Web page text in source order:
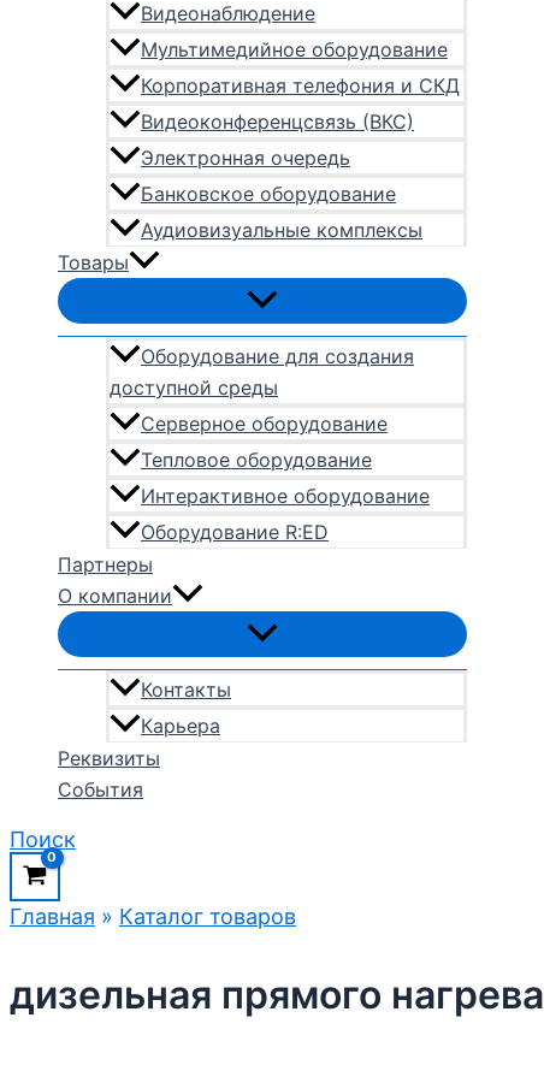
Видеонаблюдение
Мультимедийное оборудование
Корпоративная телефония и СКД
Видеоконференцсвязь (ВКС)
Электронная очередь
Банковское оборудование
Аудиовизуальные комплексы
Товары
Оборудование для создания
доступной среды
Серверное оборудование
Тепловое оборудование
Интерактивное оборудование
Оборудование R:ED
Партнеры
О компании
Контакты
Карьера
Реквизиты
События
Поиск
Главная » Каталог товаров
дизельная прямого нагрева